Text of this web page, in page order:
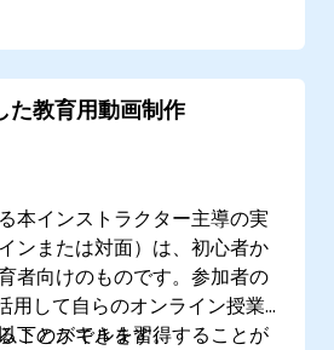
る
メディアや広告キャンペーン
適化する
教育用動画制作
本インストラクター主導の実
ンまたは対面）は、初心者か
者向けのものです。参加者の
用して自らのオンライン授業
ことができます。
下のスキルを習得することが